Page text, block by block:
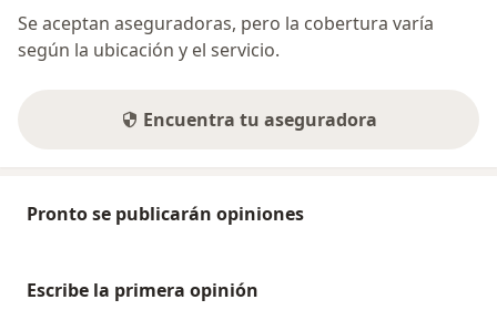
Se aceptan aseguradoras, pero la cobertura varía
según la ubicación y el servicio.
Encuentra tu aseguradora
Pronto se publicarán opiniones
Escribe la primera opinión